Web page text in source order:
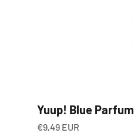
Yuup! Blue Parfum
Angebot
€9,49 EUR